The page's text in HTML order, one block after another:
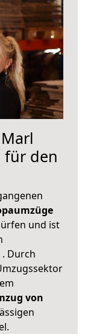
für den
und ist
Durch
von